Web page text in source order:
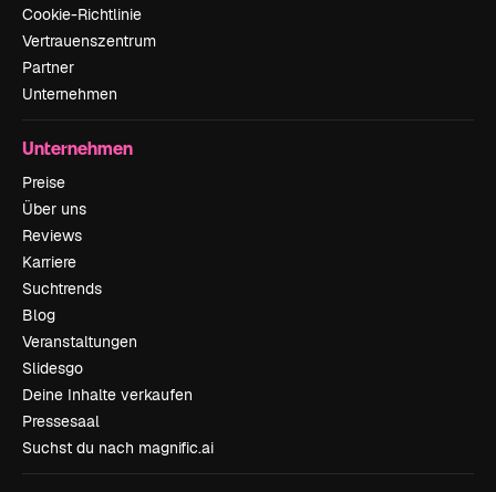
Cookie-Richtlinie
Vertrauenszentrum
Partner
Unternehmen
Unternehmen
Preise
Über uns
Reviews
Karriere
Suchtrends
Blog
Veranstaltungen
Slidesgo
Deine Inhalte verkaufen
Pressesaal
Suchst du nach magnific.ai